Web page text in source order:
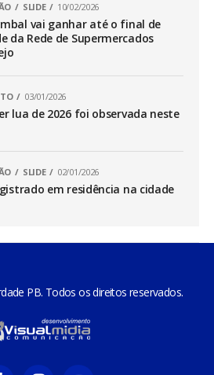
SLIDE 10/02/2026
vai ganhar até o final de
da Rede de Supermercados
03/01/2026
lua de 2026 foi observada neste
SLIDE 02/01/2026
em residência na cidade
PB. Todos os direitos reservados.